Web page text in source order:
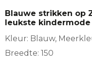
Blauwe strikken op
leukste kindermode
Kleur: Blauw,
Breedte: 150